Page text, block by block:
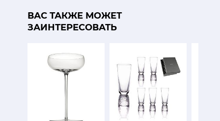
ВАС ТАКЖЕ МОЖЕТ
ЗАИНТЕРЕСОВАТЬ